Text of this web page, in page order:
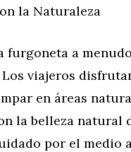
la Naturaleza
furgoneta a
viajeros
en áreas
la belleza natural
por el medio